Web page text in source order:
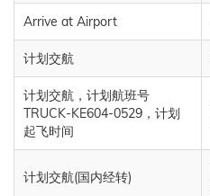
Arrive at Airport
计划交航
计划交航，计划航班号
TRUCK-KE604-0529，计划
起飞时间
计划交航(国内经转)